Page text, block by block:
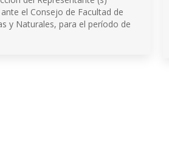
el Consejo de Facultad de
y Naturales, para el período de